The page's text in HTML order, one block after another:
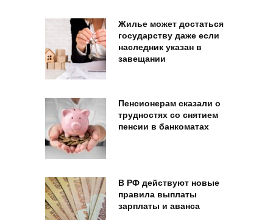
Жилье может достаться
государству даже если
наследник указан в
завещании
Пенсионерам сказали о
трудностях со снятием
пенсии в банкоматах
В РФ действуют новые
правила выплаты
зарплаты и аванса